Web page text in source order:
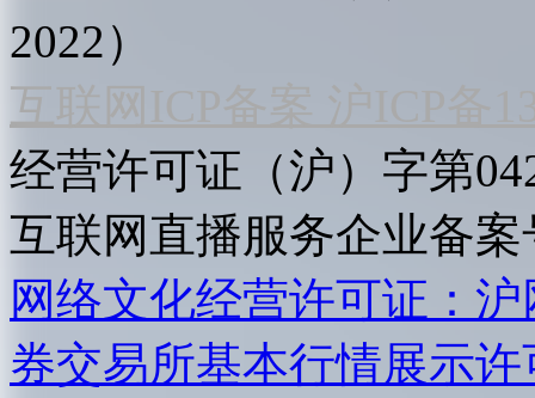
2022）
互联网ICP备案 沪ICP备
经营许可证（沪）字第
互联网直播服务企业备案
网络文化经营许可证：
券交易所基本行情展示许